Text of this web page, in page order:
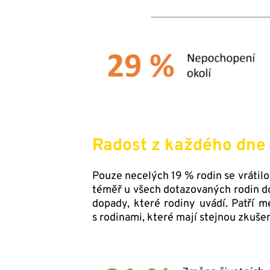
Radost z každého dne
Pouze necelých 19 % rodin se
téměř u všech dotazovaných rodin
dopady, které rodiny uvádí. Patří
s rodinami, které mají stejnou